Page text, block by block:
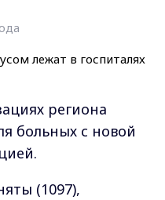
региона
больных с новой
(1097),